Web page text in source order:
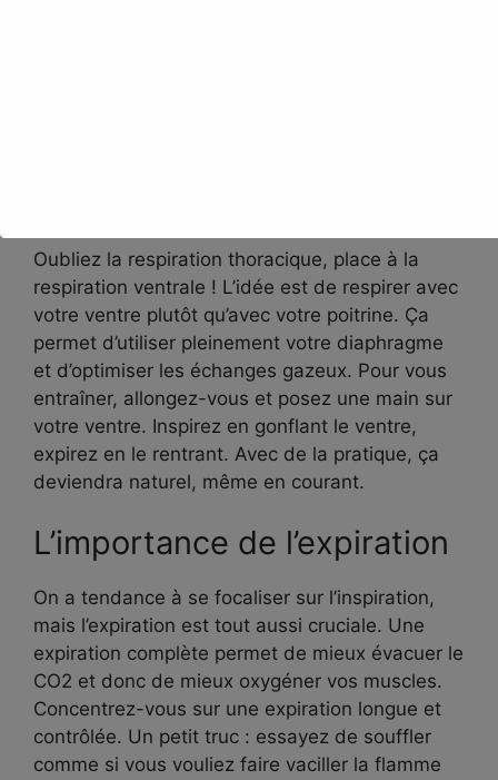
Oubliez la respiration thoracique, place à la
respiration ventrale ! L’idée est de respirer avec
votre ventre plutôt qu’avec votre poitrine. Ça
permet d’utiliser pleinement votre diaphragme
et d’optimiser les échanges gazeux. Pour vous
entraîner, allongez-vous et posez une main sur
votre ventre. Inspirez en gonflant le ventre,
expirez en le rentrant. Avec de la pratique, ça
deviendra naturel, même en courant.
L’importance de l’expiration
On a tendance à se focaliser sur l’inspiration,
mais l’expiration est tout aussi cruciale. Une
expiration complète permet de mieux évacuer le
CO2 et donc de mieux oxygéner vos muscles.
Concentrez-vous sur une expiration longue et
contrôlée. Un petit truc : essayez de souffler
comme si vous vouliez faire vaciller la flamme